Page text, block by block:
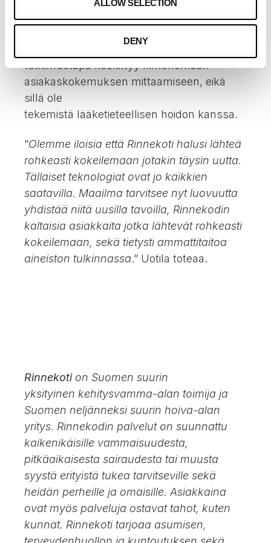
ALLOW SELECTION
DENY
mikä potentiaali tällä voisi olla esimerkiksi
vanhustyössä”, Uotila pohtii.
tutkimustapa keskittyy nimenomaan
asiakaskokemuksen mittaamiseen, eikä
sillä ole
tekemistä lääketieteellisen hoidon kanssa.
”Olemme iloisia että Rinnekoti halusi lähteä
rohkeasti kokeilemaan jotakin täysin uutta.
Tällaiset teknologiat ovat jo kaikkien
saatavilla. Maailma tarvitsee nyt luovuutta
yhdistää niitä uusilla tavoilla, Rinnekodin
kaltaisia asiakkaita jotka lähtevät rohkeasti
kokeilemaan, sekä tietysti ammattitaitoa
aineiston tulkinnassa.” Uotila toteaa.
Rinnekotion Suomen suurin
yksityinen kehitysvamma-alan toimija ja
Suomen neljänneksi suurin hoiva-alan
yritys. Rinnekodin palvelut on suunnattu
kaikenikäisille vammaisuudesta,
pitkäaikaisesta sairaudesta tai muusta
syystä erityistä tukea tarvitseville sekä
heidän perheille ja omaisille. Asiakkaina
ovat myös palveluja ostavat tahot, kuten
kunnat. Rinnekoti tarjoaa asumisen,